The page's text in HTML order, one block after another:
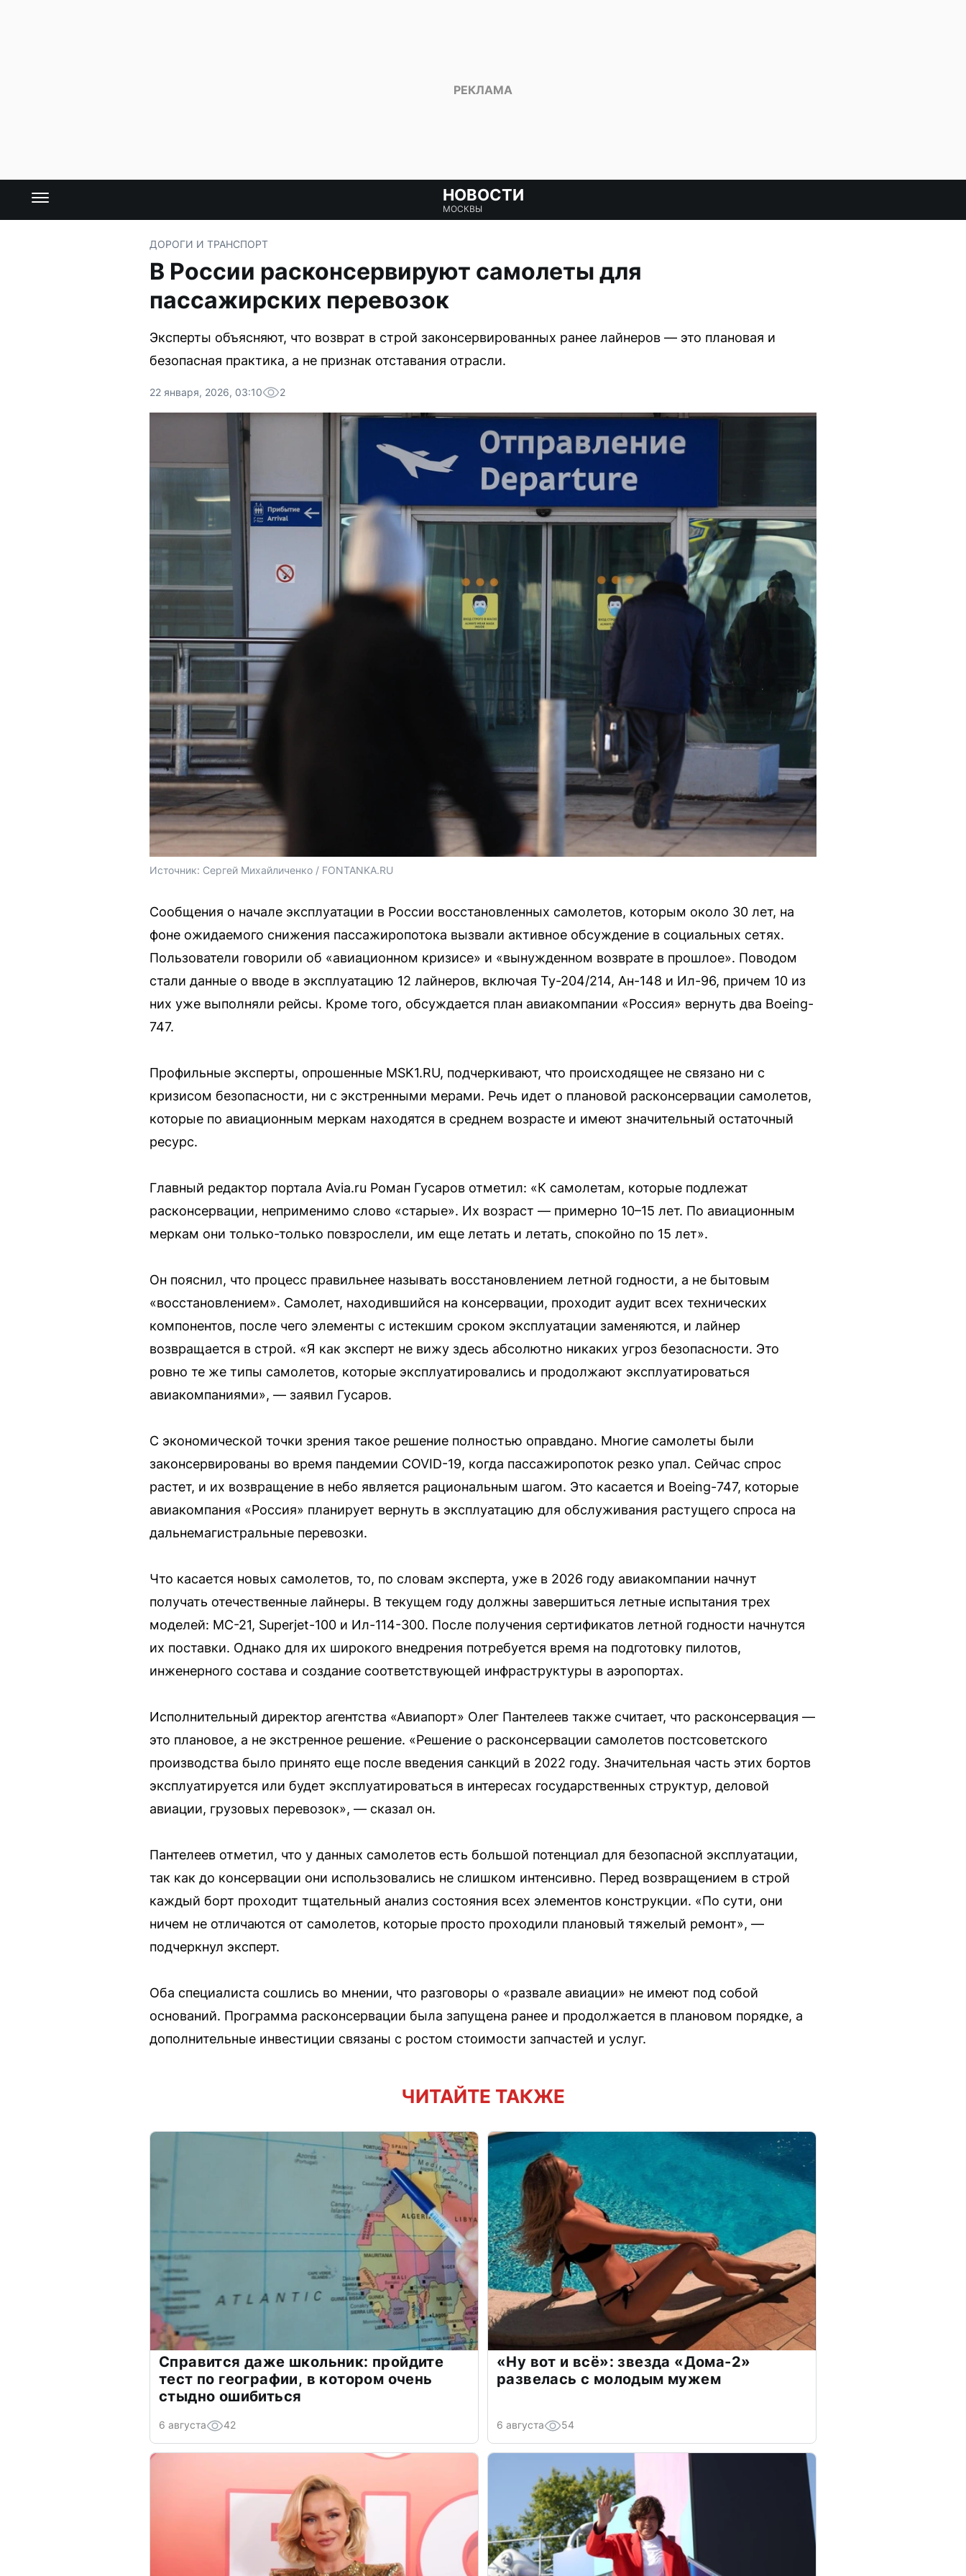
НОВОСТИ
МОСКВЫ
ДОРОГИ И ТРАНСПОРТ
В России расконсервируют самолеты для
пассажирских перевозок
Эксперты объясняют, что возврат в строй законсервированных ранее лайнеров — это плановая и
безопасная практика, а не признак отставания отрасли.
22 января, 2026, 03:10 2
Источник: Сергей Михайличенко / FONTANKA.RU
Сообщения о начале эксплуатации в России восстановленных самолетов, которым около 30 лет, на
фоне ожидаемого снижения пассажиропотока вызвали активное обсуждение в социальных сетях.
Пользователи говорили об «авиационном кризисе» и «вынужденном возврате в прошлое». Поводом
стали данные о вводе в эксплуатацию 12 лайнеров, включая Ту-204/214, Ан-148 и Ил-96, причем 10 из
них уже выполняли рейсы. Кроме того, обсуждается план авиакомпании «Россия» вернуть два Boeing-
747.
Профильные эксперты, опрошенные MSK1.RU, подчеркивают, что происходящее не связано ни с
кризисом безопасности, ни с экстренными мерами. Речь идет о плановой расконсервации самолетов,
которые по авиационным меркам находятся в среднем возрасте и имеют значительный остаточный
ресурс.
Главный редактор портала Avia.ru Роман Гусаров отметил: «К самолетам, которые подлежат
расконсервации, неприменимо слово «старые». Их возраст — примерно 10–15 лет. По авиационным
меркам они только-только повзрослели, им еще летать и летать, спокойно по 15 лет».
Он пояснил, что процесс правильнее называть восстановлением летной годности, а не бытовым
«восстановлением». Самолет, находившийся на консервации, проходит аудит всех технических
компонентов, после чего элементы с истекшим сроком эксплуатации заменяются, и лайнер
возвращается в строй. «Я как эксперт не вижу здесь абсолютно никаких угроз безопасности. Это
ровно те же типы самолетов, которые эксплуатировались и продолжают эксплуатироваться
авиакомпаниями», — заявил Гусаров.
С экономической точки зрения такое решение полностью оправдано. Многие самолеты были
законсервированы во время пандемии COVID-19, когда пассажиропоток резко упал. Сейчас спрос
растет, и их возвращение в небо является рациональным шагом. Это касается и Boeing-747, которые
авиакомпания «Россия» планирует вернуть в эксплуатацию для обслуживания растущего спроса на
дальнемагистральные перевозки.
Что касается новых самолетов, то, по словам эксперта, уже в 2026 году авиакомпании начнут
получать отечественные лайнеры. В текущем году должны завершиться летные испытания трех
моделей: МС-21, Superjet-100 и Ил-114-300. После получения сертификатов летной годности начнутся
их поставки. Однако для их широкого внедрения потребуется время на подготовку пилотов,
инженерного состава и создание соответствующей инфраструктуры в аэропортах.
Исполнительный директор агентства «Авиапорт» Олег Пантелеев также считает, что расконсервация —
это плановое, а не экстренное решение. «Решение о расконсервации самолетов постсоветского
производства было принято еще после введения санкций в 2022 году. Значительная часть этих бортов
эксплуатируется или будет эксплуатироваться в интересах государственных структур, деловой
авиации, грузовых перевозок», — сказал он.
Пантелеев отметил, что у данных самолетов есть большой потенциал для безопасной эксплуатации,
так как до консервации они использовались не слишком интенсивно. Перед возвращением в строй
каждый борт проходит тщательный анализ состояния всех элементов конструкции. «По сути, они
ничем не отличаются от самолетов, которые просто проходили плановый тяжелый ремонт», —
подчеркнул эксперт.
Оба специалиста сошлись во мнении, что разговоры о «развале авиации» не имеют под собой
оснований. Программа расконсервации была запущена ранее и продолжается в плановом порядке, а
дополнительные инвестиции связаны с ростом стоимости запчастей и услуг.
ЧИТАЙТЕ ТАКЖЕ
Справится даже школьник: пройдите
тест по географии, в котором очень
стыдно ошибиться
6 августа 42
«Ну вот и всё»: звезда «Дома-2»
развелась с молодым мужем
6 августа 54